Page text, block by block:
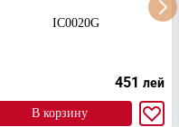
IC0020G
451 лей
В корзину